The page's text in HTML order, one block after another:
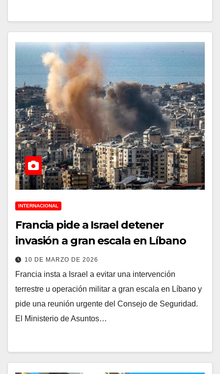
INTERNACIONAL
Francia pide a Israel detener
invasión a gran escala en Líbano
10 DE MARZO DE 2026
Francia insta a Israel a evitar una intervención
terrestre u operación militar a gran escala en Líbano y
pide una reunión urgente del Consejo de Seguridad.
El Ministerio de Asuntos…